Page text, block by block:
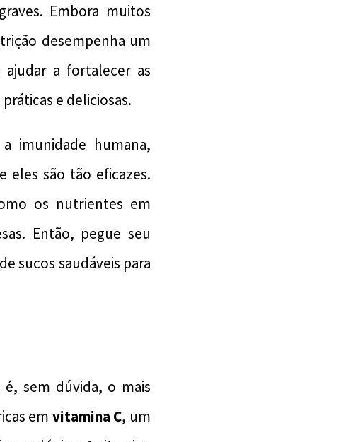
Embora muitos
desempenha um
a fortalecer as
e deliciosas.
imunidade humana,
eles são tão eficazes.
os nutrientes em
Então, pegue seu
sucos saudáveis para
sem dúvida, o mais
em vitamina C, um